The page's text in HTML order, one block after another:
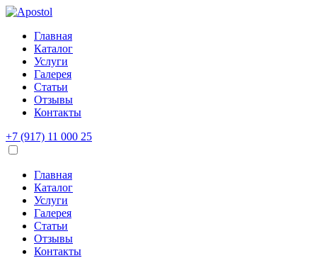
Главная
Каталог
Услуги
Галерея
Статьи
Отзывы
Контакты
+7 (917) 11 000 25
Главная
Каталог
Услуги
Галерея
Статьи
Отзывы
Контакты